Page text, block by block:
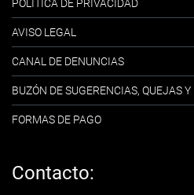
POLÍTICA DE PRIVACIDAD
AVISO LEGAL
CANAL DE DENUNCIAS
BUZÓN DE SUGERENCIAS, QUEJAS
FORMAS DE PAGO
Contacto: